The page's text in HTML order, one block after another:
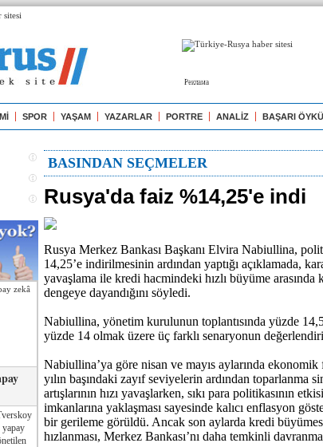
Реклама
SPOR YAŞAM YAZARLAR PORTRE ANALİZ BAŞARI
yapay
BASINDAN SEÇMELER
Rusya'da faiz %14,25'e indi
Rusya Merkez Bankası Başkanı Elvira Nabiullina,
14,25’e indirilmesinin ardından yaptığı açıklamada,
yavaşlama ile kredi hacmindeki hızlı büyüme arasında
dengeye dayandığını söyledi.
Nabiullina, yönetim kurulunun toplantısında yüzde
yüzde 14 olmak üzere üç farklı senaryonun
Nabiullina’ya göre nisan ve mayıs aylarında
yılın başındaki zayıf seviyelerin ardından toparlanma
artışlarının hızı yavaşlarken, sıkı para politikasının
imkanlarına yaklaşması sayesinde kalıcı enflasyon
bir gerileme görüldü. Ancak son aylarda kredi
hızlanması, Merkez Bankası’nı daha temkinli